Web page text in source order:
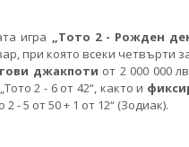
игра „Тото 2 - Рожден
при която всеки четвърти
джакпоти от 2 000 000
2 - 6 от 42“, както и
2 - 5 от 50 + 1 от 12“ (Зодиак).